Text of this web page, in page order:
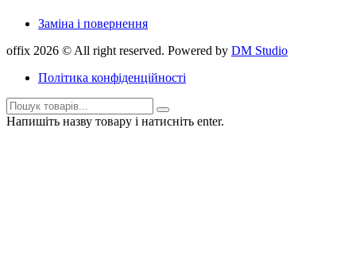
Заміна і повернення
offix 2026 © All right reserved. Powered by DM Studio
Політика конфіденційності
Напишіть назву товару і натисніть enter.